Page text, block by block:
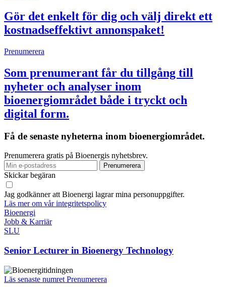
Gör det enkelt för dig och välj direkt ett
kostnadseffektivt annonspaket!
Prenumerera
Som prenumerant får du tillgång till
nyheter och analyser inom
bioenergiområdet både i tryckt och
digital form.
Få de senaste nyheterna inom bioenergiområdet.
Prenumerera gratis på Bioenergis nyhetsbrev.
Skickar begäran
Jag godkänner att Bioenergi lagrar mina personuppgifter.
Läs mer om vår integritetspolicy
Bioenergi
Jobb & Karriär
SLU
Senior Lecturer in Bioenergy Technology
Läs senaste numret Prenumerera